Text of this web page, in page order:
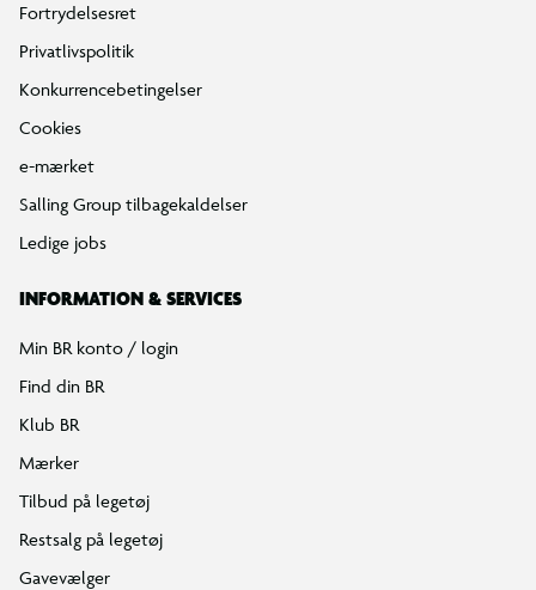
Fortrydelsesret
Privatlivspolitik
Konkurrencebetingelser
Cookies
e-mærket
Salling Group tilbagekaldelser
Ledige jobs
INFORMATION & SERVICES
Min BR konto / login
Find din BR
Klub BR
Mærker
Tilbud på legetøj
Restsalg på legetøj
Gavevælger